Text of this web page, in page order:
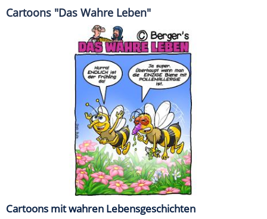
Cartoons "Das Wahre Leben"
Cartoons mit wahren Lebensgeschichten